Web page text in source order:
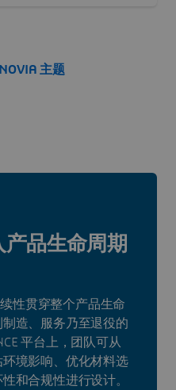
主题
品生命周期
性贯穿整个产品生命
造、服务乃至退役的
平台上，团队可从
境影响、优化材料选
和合规性进行设计。